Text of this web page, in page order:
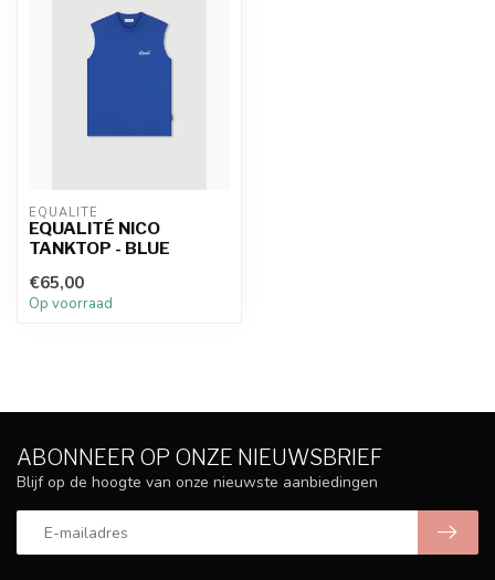
EQUALITÉ
EQUALITÉ NICO
TANKTOP - BLUE
€65,00
Op voorraad
ABONNEER OP ONZE NIEUWSBRIEF
Blijf op de hoogte van onze nieuwste aanbiedingen